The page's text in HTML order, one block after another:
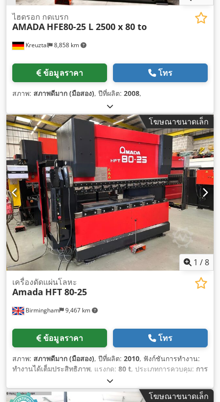
Kreuztal 8,858 km
ไฮดรอก กดเบรก
AMADA HFE80-25 L 2500 x 80 to
ข้อมูลราคา โทร
สภาพ: สภาพดีมาก (มือสอง), ปีที่ผลิต: 2008,
โฆษณาขนาดเล็ก
1 /8
Birmingham 9,467 km
เครื่องดัดแผ่นโลหะ
Amada HFT 80-25
ข้อมูลราคา โทร
สภาพ: สภาพดีมาก (มือสอง), ปีที่ผลิต: 2010, ฟังก์ชันการทำงาน:
ทำงานได้เต็มประสิทธิภาพ, แรงกด: 80 t, ประเภทการควบคุม: การ
ม่านแสงนิรภัย
โฆษณาขนาดเล็ก